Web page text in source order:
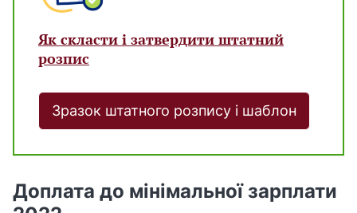
Як скласти і затвердити штатний
розпис
Зразок штатного розпису і шаблон
Доплата до мінімальної зарплати